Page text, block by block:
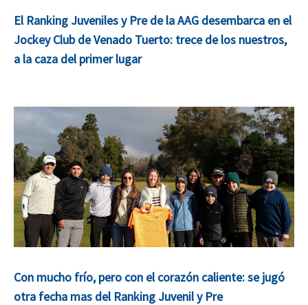
El Ranking Juveniles y Pre de la AAG desembarca en el
Jockey Club de Venado Tuerto: trece de los nuestros,
a la caza del primer lugar
Con mucho frío, pero con el corazón caliente: se jugó
otra fecha mas del Ranking Juvenil y Pre